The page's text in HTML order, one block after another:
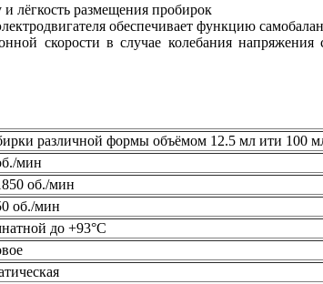
лёгкость размещения пробирок
обеспечивает функцию
скорости в случае колебания
различной формы объёмом 12.5 мл ити 100
мин
об./мин
об./мин
до +93°С